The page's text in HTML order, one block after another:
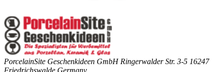
PorcelainSite Geschenkideen GmbH Ringerwalder Str. 3-5 16247
Friedrichswalde Germany